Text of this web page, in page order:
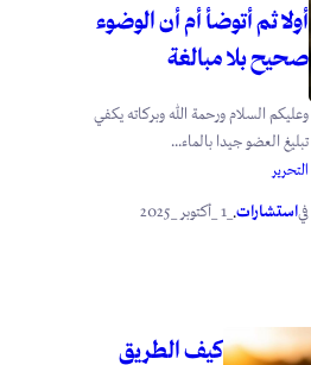
أولا ثم أتوضأ أم أن الوضوء
صحيح بلا مبالغة
وعليكم السلام ورحمة الله وبركاته يكفي
تبليغ العضو جيدا بالماء...
التحرير
فياستشارات.
كيف الطريق